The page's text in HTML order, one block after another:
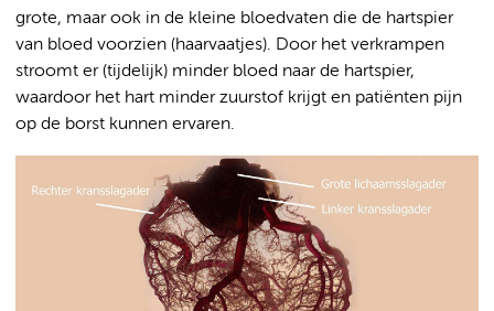
grote, maar ook in de kleine bloedvaten die de hartspier
van bloed voorzien (haarvaatjes). Door het verkrampen
stroomt er (tijdelijk) minder bloed naar de hartspier,
waardoor het hart minder zuurstof krijgt en patiënten pijn
op de borst kunnen ervaren.